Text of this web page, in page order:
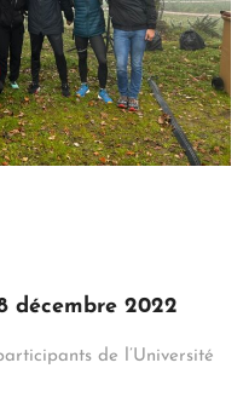
décembre 2022
de l’Université